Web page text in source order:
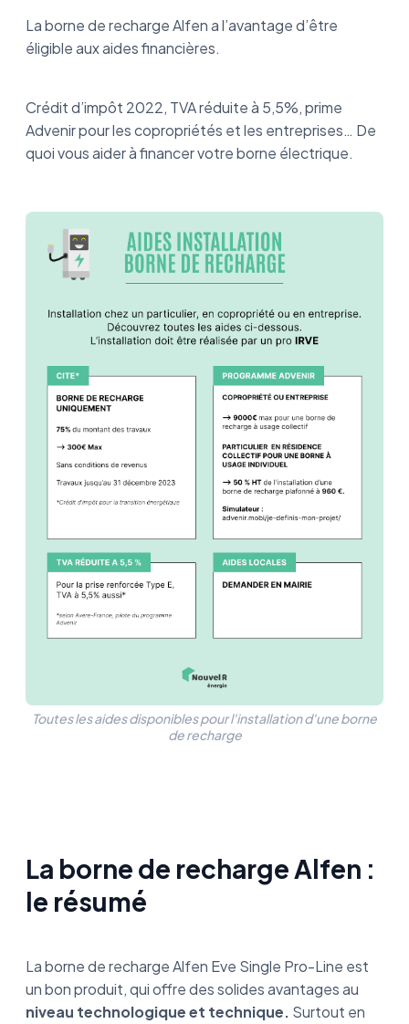
La borne de recharge Alfen a l’avantage d’être
éligible aux aides financières.
Crédit d’impôt 2022, TVA réduite à 5,5%, prime
Advenir pour les copropriétés et les entreprises… De
quoi vous aider à financer votre borne électrique.
Toutes les aides disponibles pour l'installation d'une borne
de recharge
La borne de recharge Alfen :
le résumé
La borne de recharge Alfen Eve Single Pro-Line est
un bon produit, qui offre des solides avantages au
niveau technologique et technique. Surtout en